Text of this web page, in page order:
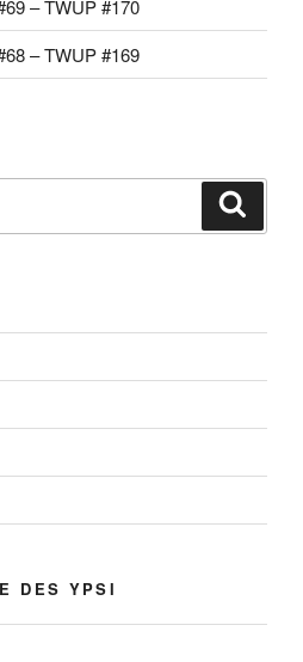
– TWUP #170
– TWUP #169
DES YPSI